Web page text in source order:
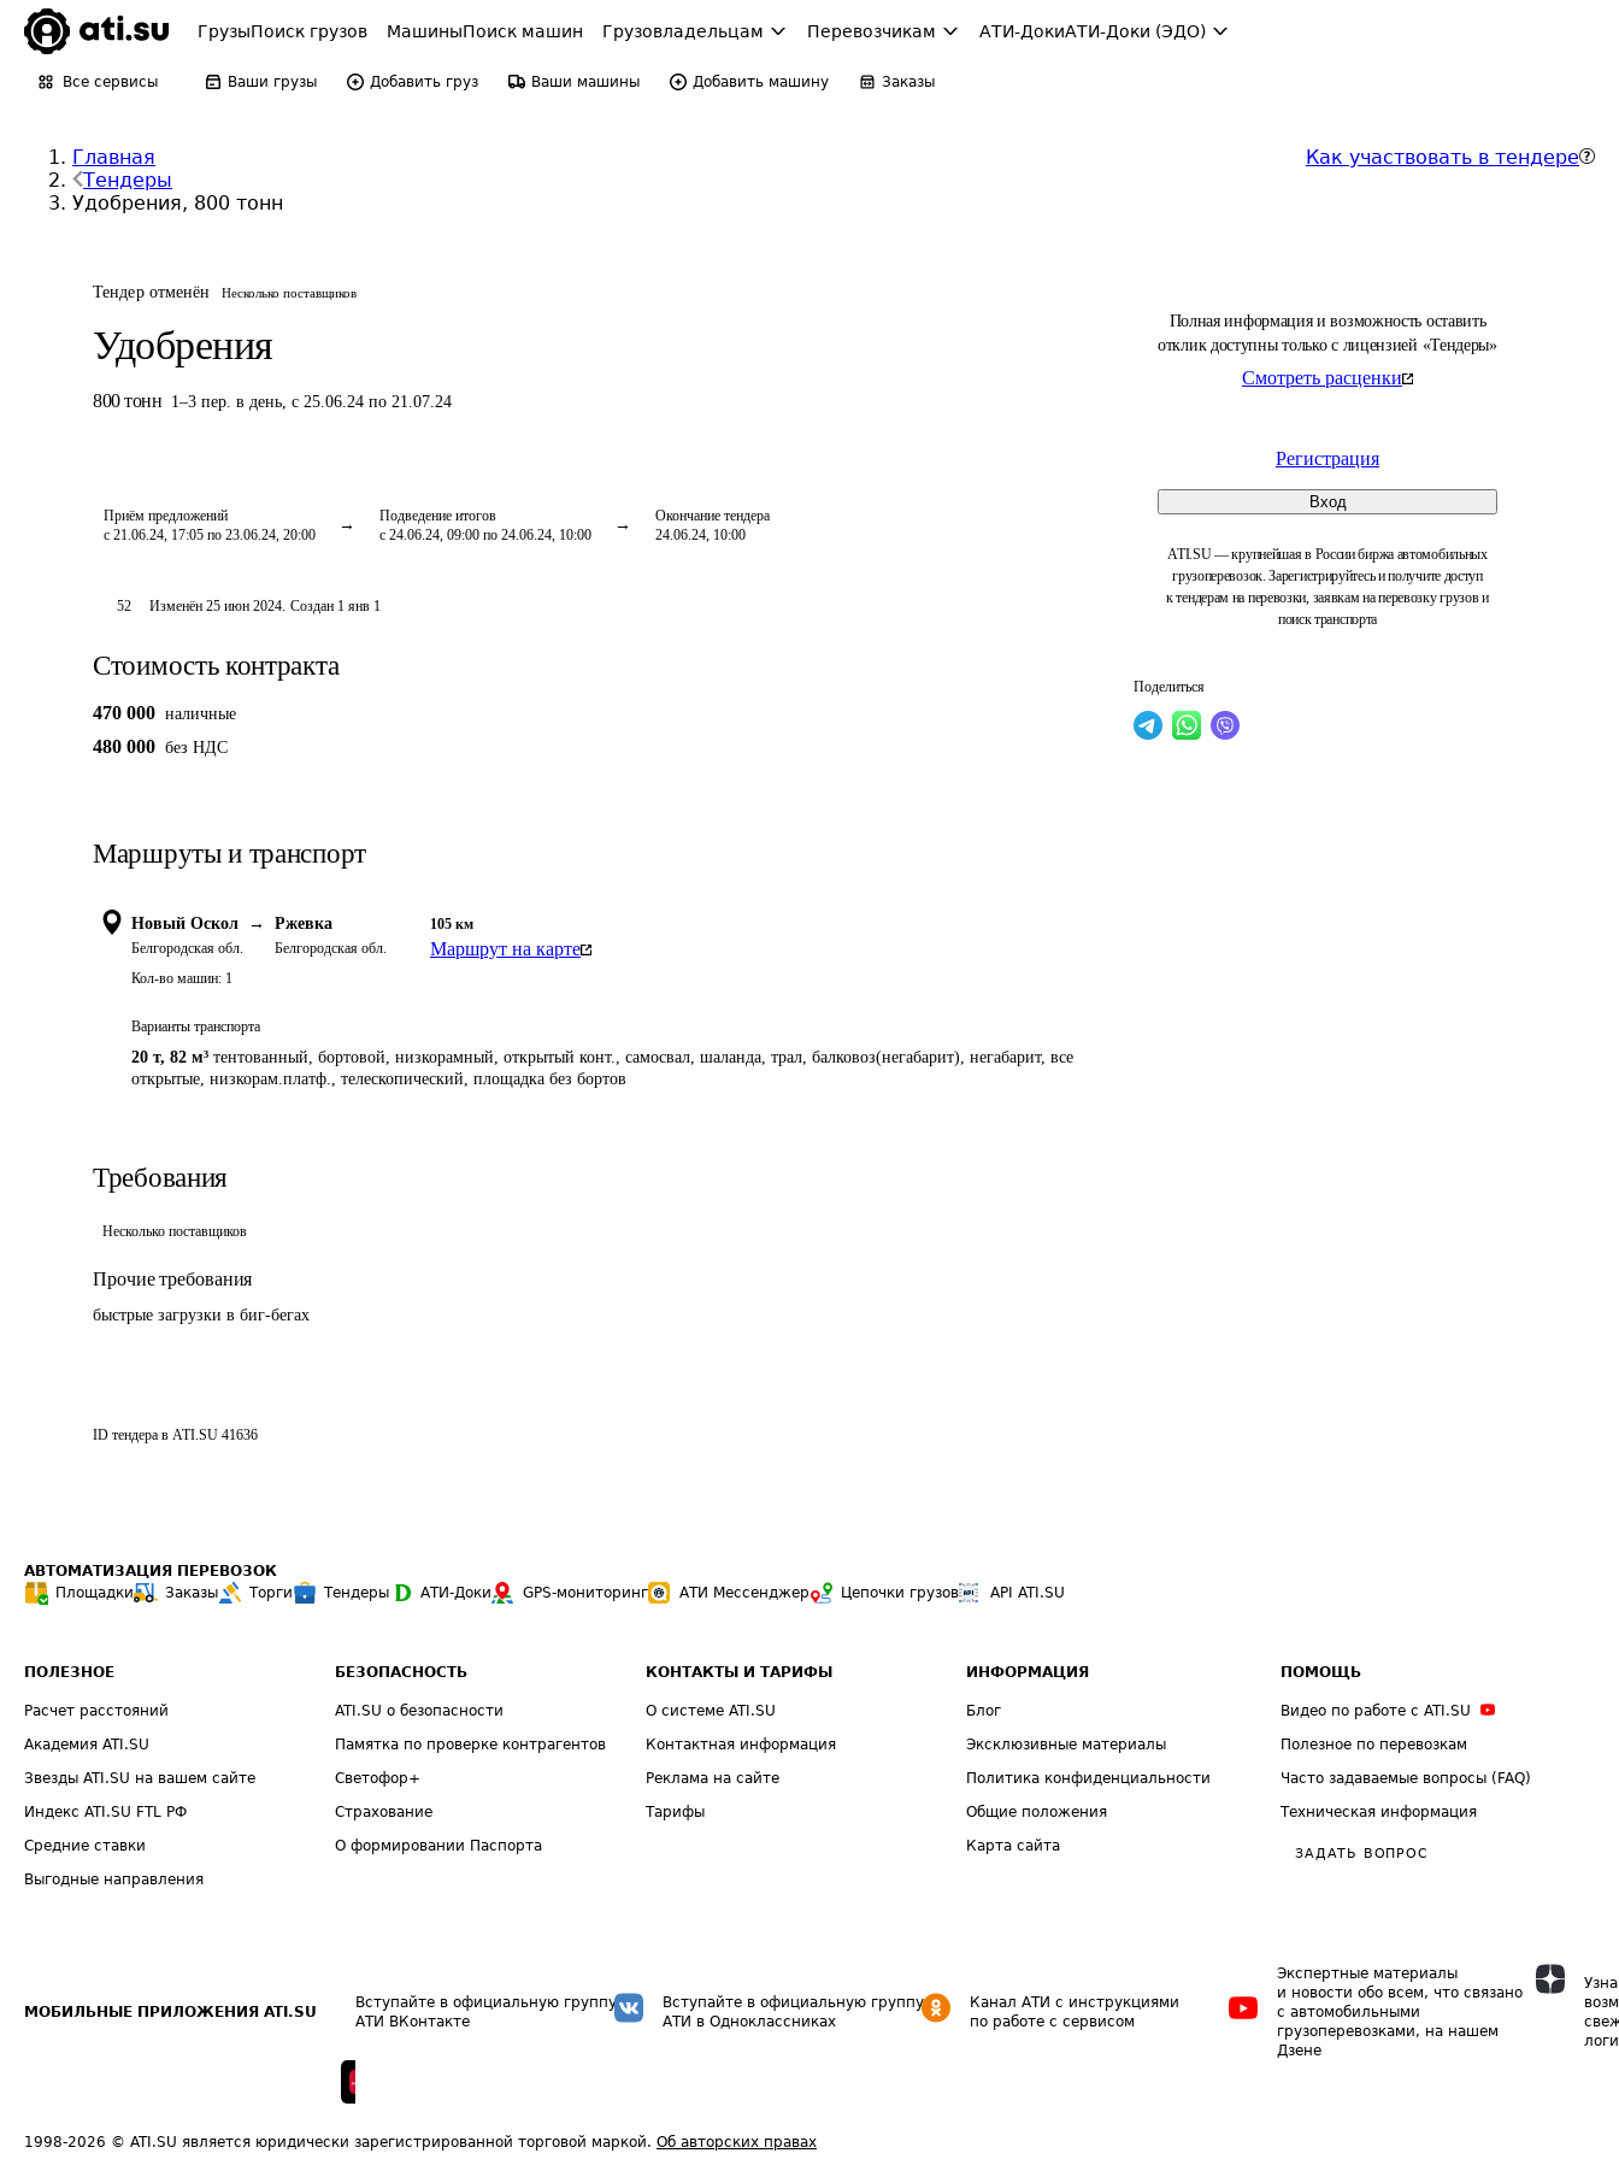
ГрузыПоиск грузов МашиныПоиск машин Грузовладельцам Перевозчикам АТИ-ДокиАТИ-Доки (ЭДО)
Все сервисы Ваши грузы Добавить груз Ваши машины Добавить машину Заказы
Главная
Тендеры
Удобрения, 800 тонн
Как участвовать в тендере
Тендер отменён Несколько поставщиков
Удобрения
800 тонн 1–3 пер. в день, с 25.06.24 по 21.07.24
Приём предложений
с 21.06.24, 17:05 по 23.06.24, 20:00
Подведение итогов
с 24.06.24, 09:00 по 24.06.24, 10:00
Окончание тендера
24.06.24, 10:00
Полная информация и возможность оставить
отклик доступны только с лицензией «Тендеры»
Смотреть расценки
Регистрация
Вход
ATI.SU — крупнейшая в России биржа автомобильных
грузоперевозок. Зарегистрируйтесь и получите доступ
к тендерам на перевозки, заявкам на перевозку грузов и
поиск транспорта
Поделиться
52 Изменён25 июн 2024. Создан 1 янв 1
Стоимость контракта
470 000 наличные
480 000 без НДС
Маршруты и транспорт
Новый Оскол →
Белгородская обл.
Ржевка
Белгородская обл.
105 км
Маршрут на карте
Кол-во машин: 1
Варианты транспорта
20 т, 82 м³ тентованный, бортовой, низкорамный, открытый конт., самосвал, шаланда, трал, балковоз(негабарит), негабарит, все
открытые, низкорам.платф., телескопический, площадка без бортов
Требования
Несколько поставщиков
Прочие требования
быстрые загрузки в биг-бегах
ID тендера в ATI.SU 41636
АВТОМАТИЗАЦИЯ ПЕРЕВОЗОК
Площадки
Заказы Торги Тендеры АТИ-Доки GPS-мониторинг АТИ Мессенджер Цепочки грузов API ATI.SU
ПОЛЕЗНОЕ
Расчет расстояний
Академия ATI.SU
Звезды ATI.SU на вашем сайте
Индекс ATI.SU FTL РФ
Средние ставки
Выгодные направления
БЕЗОПАСНОСТЬ
ATI.SU о безопасности
Памятка по проверке контрагентов
Светофор+
Страхование
О формировании Паспорта
КОНТАКТЫ И ТАРИФЫ
О системе ATI.SU
Контактная информация
Реклама на сайте
Тарифы
ИНФОРМАЦИЯ
Блог
Эксклюзивные материалы
Политика конфиденциальности
Общие положения
Карта сайта
ПОМОЩЬ
Видео по работе с ATI.SU
Полезное по перевозкам
Часто задаваемые вопросы (FAQ)
Техническая информация
ЗАДАТЬ ВОПРОС
МОБИЛЬНЫЕ ПРИЛОЖЕНИЯ ATI.SU
Вступайте в официальную группу
АТИ ВКонтакте
Вступайте в официальную группу
АТИ в Одноклассниках
Канал АТИ с инструкциями
по работе с сервисом
Экспертные материалы
и новости обо всем, что связано
с автомобильными
грузоперевозками, на нашем
Дзене
1998-2026 © ATI.SU является юридически зарегистрированной торговой маркой. Об авторских правах